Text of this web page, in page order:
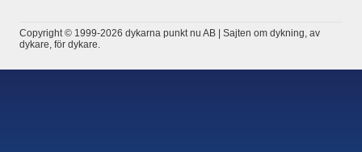
Copyright © 1999-2026 dykarna punkt nu AB | Sajten om dykning, av
dykare, för dykare.